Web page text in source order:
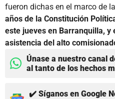
fueron dichas en el marco de la
años de la Constitución
este jueves en Barranquilla, y
asistencia del alto
Únase a nuestro canal
al tanto de los hechos
✔️ Síganos en Google